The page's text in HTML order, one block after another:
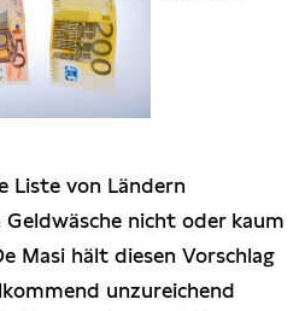
Liste von Ländern
nicht oder kaum
Masi hält diesen Vorschlag
unzureichend